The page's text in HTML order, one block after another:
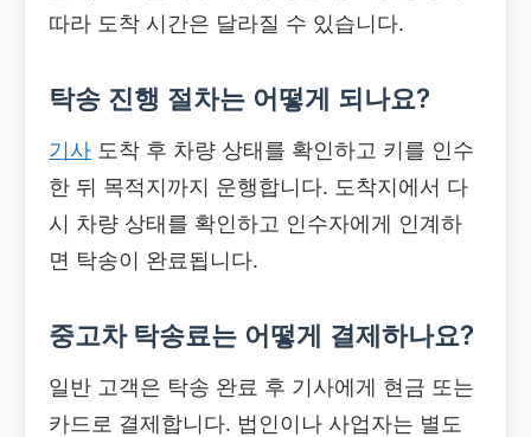
따라 도착 시간은 달라질 수 있습니다.
탁송 진행 절차는 어떻게 되나요?
기사 도착 후 차량 상태를 확인하고 키를 인수
한 뒤 목적지까지 운행합니다. 도착지에서 다
시 차량 상태를 확인하고 인수자에게 인계하
면 탁송이 완료됩니다.
중고차 탁송료는 어떻게 결제하나요?
일반 고객은 탁송 완료 후 기사에게 현금 또는
카드로 결제합니다. 법인이나 사업자는 별도